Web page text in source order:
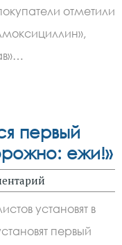
отметили
первый
ежи!»
установят в
первый